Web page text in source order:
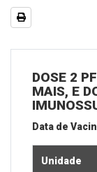
DOSE 2
MAIS, E
Data de
Unidade